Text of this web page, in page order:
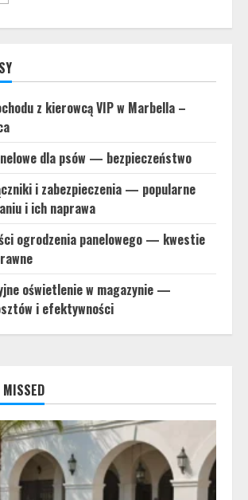
z kierowcą VIP w Marbella –
dla psów — bezpieczeństwo
i zabezpieczenia — popularne
i ich naprawa
ogrodzenia panelowego — kwestie
oświetlenie w magazynie —
i efektywności
MISSED